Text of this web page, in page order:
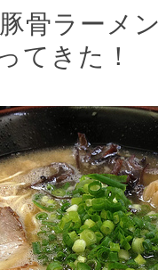
骨ラーメ
てきた！